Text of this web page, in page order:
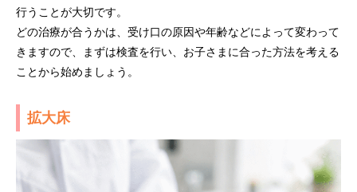
行うことが大切です。
どの治療が合うかは、受け口の原因や年齢などによって変わって
きますので、まずは検査を行い、お子さまに合った方法を考える
ことから始めましょう。
拡大床